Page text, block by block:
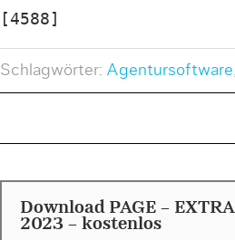
[4588]
Schlagwörter: Agentursoftware,
Download PAGE -
2023 - kostenlos